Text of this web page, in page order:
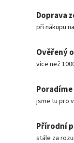
Doprava
při nákupu
Ověřený
více než
jsme tu pro
Přírodní
stále za